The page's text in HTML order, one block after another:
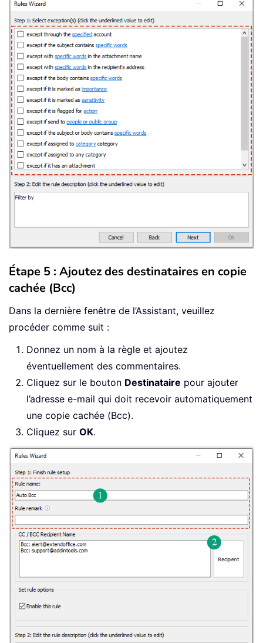
Étape 5 : Ajoutez des destinataires en copie
cachée (Bcc)
Dans la dernière fenêtre de l’Assistant, veuillez
procéder comme suit :
Donnez un nom à la règle et ajoutez
éventuellement des commentaires.
Cliquez sur le bouton Destinataire pour ajouter
l’adresse e-mail qui doit recevoir automatiquement
une copie cachée (Bcc).
Cliquez sur OK.